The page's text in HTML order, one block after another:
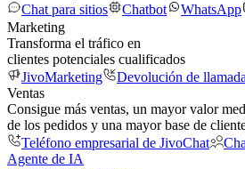
Chat para sitios
Chatbot WhatsApp
Marketing
Transforma el tráfico en
clientes potenciales cualificados
JivoMarketing
Devolución de
Ventas
Consigue más ventas, un mayor valor
de los pedidos y una mayor base de
Teléfono empresarial de JivoChat
Agente de IA